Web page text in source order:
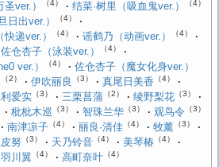
ver.） （4） 结菜·树里（吸血鬼ver.） （4）
日出ver.） （4）
递ver.） （4） 谣鹤乃（动画ver.） （4）
佐仓杏子（泳装ver.） （4）
ver.） （4） 佐仓杏子（魔女化身ver.）
（2） 伊吹丽良 （3） 真尾日美香 （4）
爱实 （3） 三栗菖蒲 （2） 绫野梨花 （3）
枇枇木巡 （3） 智珠兰华 （3） 观鸟令 （3）
南津凉子 （4） 丽良·清佳 （4） 牧薰 （3）
努 （3） 天乃铃音 （4） 美琴椿 （4）
羽川翼 （4） 高町奈叶 （4）